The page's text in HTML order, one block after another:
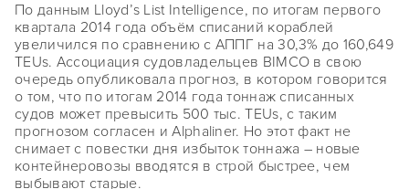
По данным Lloyd’s List Intelligence, по итогам первого
квартала 2014 года объём списаний кораблей
увеличился по сравнению с АППГ на 30,3% до 160,649
TEUs. Ассоциация судовладельцев BIMCO в свою
очередь опубликовала прогноз, в котором говорится
о том, что по итогам 2014 года тоннаж списанных
судов может превысить 500 тыс. TEUs, с таким
прогнозом согласен и Alphaliner. Но этот факт не
снимает с повестки дня избыток тоннажа – новые
контейнеровозы вводятся в строй быстрее, чем
выбывают старые.